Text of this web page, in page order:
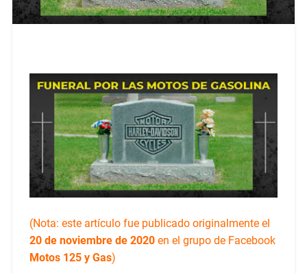
(Nota: este artículo fue publicado originalmente el
20 de noviembre de 2020en el grupo de Facebook
Motos 125 y Gas)